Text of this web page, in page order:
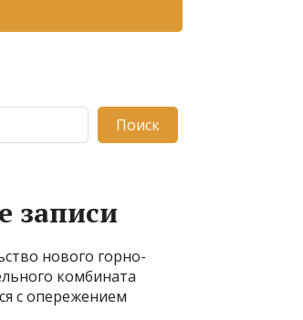
Поиск
записи
нового горно-
комбината
с опережением